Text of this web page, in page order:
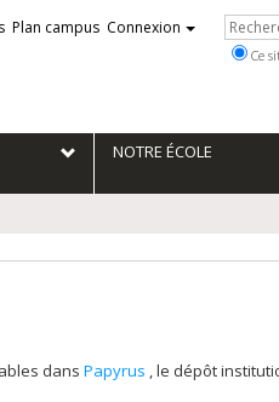
Plan campus Connexion
Ce
NOTRE ÉCOLE
dans Papyrus , le dépôt